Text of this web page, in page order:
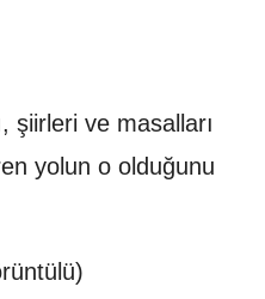
şiirleri ve masalları
yolun o olduğunu